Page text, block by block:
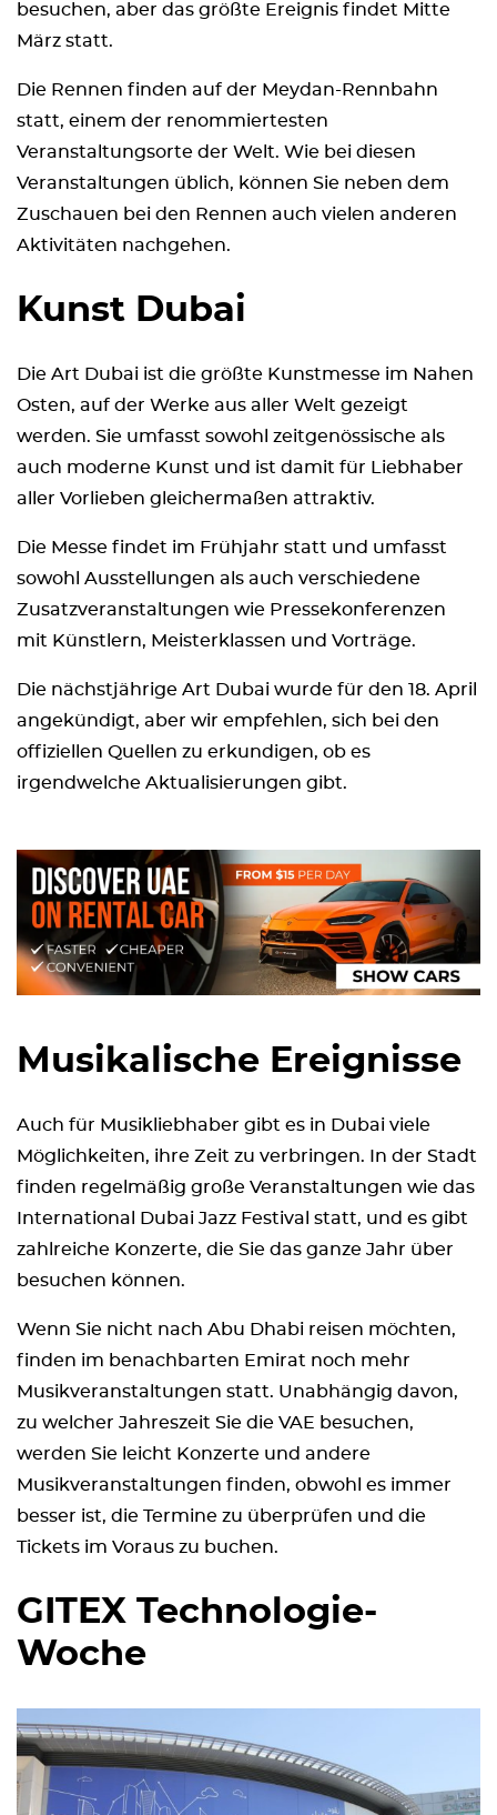
besuchen, aber das größte Ereignis findet Mitte
März statt.
Die Rennen finden auf der Meydan-Rennbahn
statt, einem der renommiertesten
Veranstaltungsorte der Welt. Wie bei diesen
Veranstaltungen üblich, können Sie neben dem
Zuschauen bei den Rennen auch vielen anderen
Aktivitäten nachgehen.
Kunst Dubai
Die Art Dubai ist die größte Kunstmesse im Nahen
Osten, auf der Werke aus aller Welt gezeigt
werden. Sie umfasst sowohl zeitgenössische als
auch moderne Kunst und ist damit für Liebhaber
aller Vorlieben gleichermaßen attraktiv.
Die Messe findet im Frühjahr statt und umfasst
sowohl Ausstellungen als auch verschiedene
Zusatzveranstaltungen wie Pressekonferenzen
mit Künstlern, Meisterklassen und Vorträge.
Die nächstjährige Art Dubai wurde für den 18. April
angekündigt, aber wir empfehlen, sich bei den
offiziellen Quellen zu erkundigen, ob es
irgendwelche Aktualisierungen gibt.
Musikalische Ereignisse
Auch für Musikliebhaber gibt es in Dubai viele
Möglichkeiten, ihre Zeit zu verbringen. In der Stadt
finden regelmäßig große Veranstaltungen wie das
International Dubai Jazz Festival statt, und es gibt
zahlreiche Konzerte, die Sie das ganze Jahr über
besuchen können.
Wenn Sie nicht nach Abu Dhabi reisen möchten,
finden im benachbarten Emirat noch mehr
Musikveranstaltungen statt. Unabhängig davon,
zu welcher Jahreszeit Sie die VAE besuchen,
werden Sie leicht Konzerte und andere
Musikveranstaltungen finden, obwohl es immer
besser ist, die Termine zu überprüfen und die
Tickets im Voraus zu buchen.
GITEX Technologie-
Woche